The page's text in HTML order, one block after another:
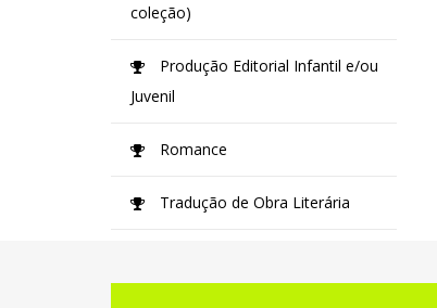
coleção)
Produção Editorial Infantil e/ou
Juvenil
Romance
Tradução de Obra Literária